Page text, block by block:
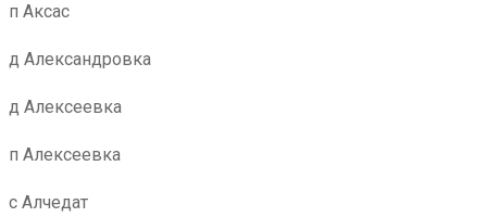
п Аксас
д Александровка
д Алексеевка
п Алексеевка
с Алчедат